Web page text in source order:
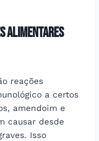
Alimentares
reações
a certos
amendoim e
causar desde
Isso